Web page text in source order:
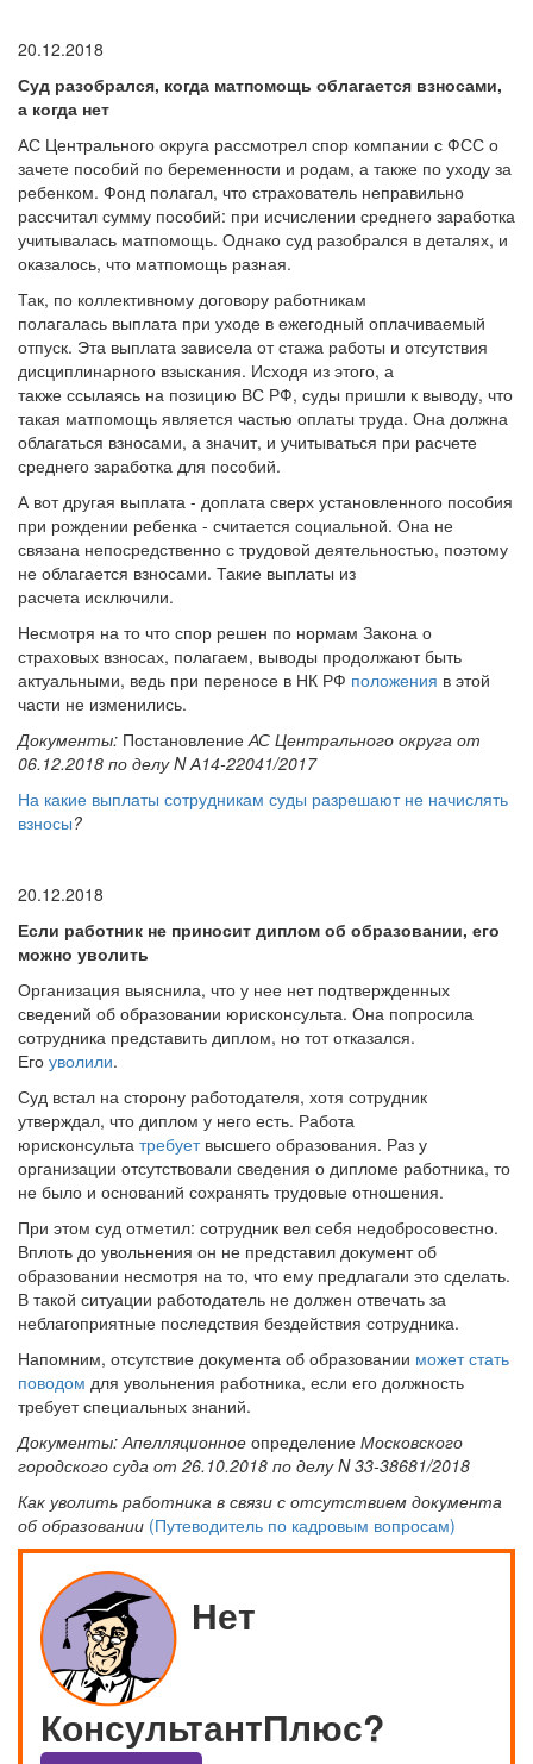
20.12.2018
Суд разобрался, когда матпомощь облагается взносами,
а когда нет
АС Центрального округа рассмотрел спор компании с ФСС о
зачете пособий по беременности и родам, а также по уходу за
ребенком. Фонд полагал, что страхователь неправильно
рассчитал сумму пособий: при исчислении среднего заработка
учитывалась матпомощь. Однако суд разобрался в деталях, и
оказалось, что матпомощь разная.
Так, по коллективному договору работникам
полагалась выплата при уходе в ежегодный оплачиваемый
отпуск. Эта выплата зависела от стажа работы и отсутствия
дисциплинарного взыскания. Исходя из этого, а
также ссылаясь на позицию ВС РФ, суды пришли к выводу, что
такая матпомощь является частью оплаты труда. Она должна
облагаться взносами, а значит, и учитываться при расчете
среднего заработка для пособий.
А вот другая выплата - доплата сверх установленного пособия
при рождении ребенка - считается социальной. Она не
связана непосредственно с трудовой деятельностью, поэтому
не облагается взносами. Такие выплаты из
расчета исключили.
Несмотря на то что спор решен по нормам Закона о
страховых взносах, полагаем, выводы продолжают быть
актуальными, ведь при переносе в НК РФ положения в этой
части не изменились.
Документы: ПостановлениеАС Центрального округа от
06.12.2018 по делу N А14-22041/2017
На какие выплаты сотрудникам суды разрешают не начислять
взносы?
20.12.2018
Если работник не приносит диплом об образовании, его
можно уволить
Организация выяснила, что у нее нет подтвержденных
сведений об образовании юрисконсульта. Она попросила
сотрудника представить диплом, но тот отказался.
Его уволили.
Суд встал на сторону работодателя, хотя сотрудник
утверждал, что диплом у него есть. Работа
юрисконсульта требуетвысшего образования. Раз у
организации отсутствовали сведения о дипломе работника, то
не было и оснований сохранять трудовые отношения.
При этом суд отметил: сотрудник вел себя недобросовестно.
Вплоть до увольнения он не представил документ об
образовании несмотря на то, что ему предлагали это сделать.
В такой ситуации работодатель не должен отвечать за
неблагоприятные последствия бездействия сотрудника.
Напомним, отсутствие документа об образовании может стать
поводом для увольнения работника, если его должность
требует специальных знаний.
Документы: Апелляционное определение Московского
городского суда от 26.10.2018 по делу N 33-38681/2018
Как уволить работника в связи с отсутствием документа
об образовании (Путеводитель по кадровым вопросам)
Нет
КонсультантПлюс?